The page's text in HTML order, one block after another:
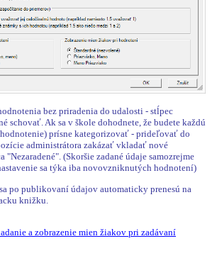
bez priradenia do udalosti - stĺpec
schovať. Ak sa v škole dohodnete, že budete každú
prísne kategorizovať - prideľovať do
administrátora zakázať vkladať nové
"Nezaradené". (Skoršie zadané údaje samozrejme
sa týka iba novovzniknutých hodnotení)
po publikovaní údajov automaticky prenesú na
knižku.
a zobrazenie mien žiakov pri zadávaní